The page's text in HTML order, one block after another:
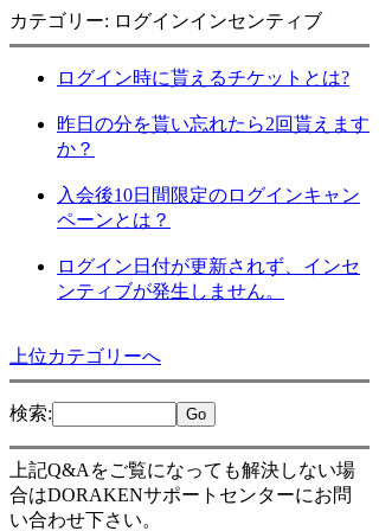
カテゴリー: ログインインセンティブ
ログイン時に貰えるチケットとは?
昨日の分を貰い忘れたら2回貰えます
か？
入会後10日間限定のログインキャン
ペーンとは？
ログイン日付が更新されず、インセ
ンティブが発生しません。
上位カテゴリーへ
検索:
上記Q&Aをご覧になっても解決しない場
合はDORAKENサポートセンターにお問
い合わせ下さい。